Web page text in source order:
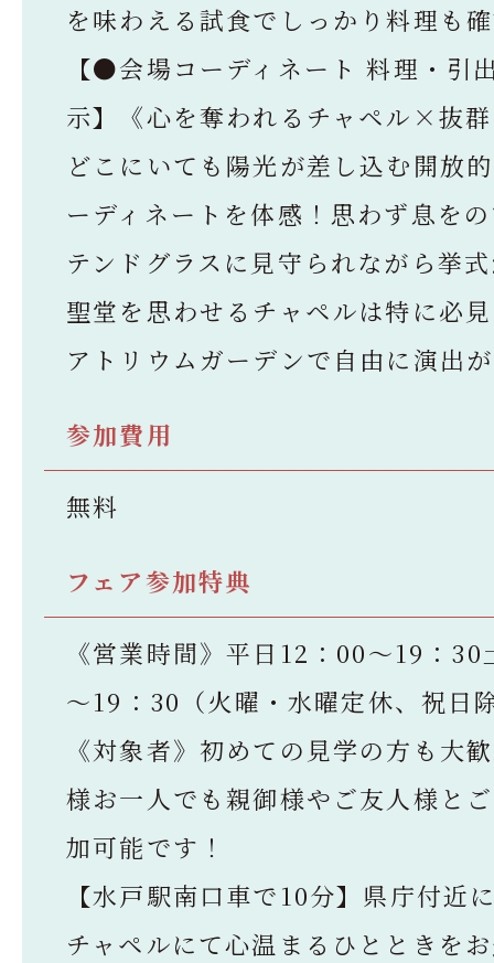
を味わえる試食でしっかり料理も
【●会場コーディネート 料理・引
示】《心を奪われるチャペル×抜
どこにいても陽光が差し込む開放
ーディネートを体感！思わず息を
テンドグラスに見守られながら挙
聖堂を思わせるチャペルは特に必
アトリウムガーデンで自由に演出
参加費用
無料
フェア参加特典
《営業時間》平日12：00～19：
～19：30（火曜・水曜定休、祝日
《対象者》初めての見学の方も大
様お一人でも親御様やご友人様と
加可能です！
【水戸駅南口車で10分】県庁付近
チャペルにて心温まるひとときを